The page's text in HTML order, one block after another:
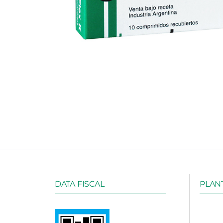
DATA FISCAL